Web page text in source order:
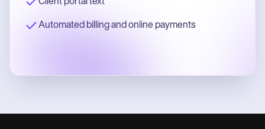
Automated billing and online payments